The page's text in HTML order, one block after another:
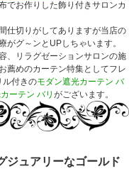
でお作りした飾り付きサロンカ
仕切りがしてありますが当店の
がグ～ンとUPしちゃいます。
、リラグゼーションサロンの施
薦めのカーテン特集としてフレ
ル付きのモダン遮光カーテン バ
ーテン バリ がございます。
ジュアリーなゴールド